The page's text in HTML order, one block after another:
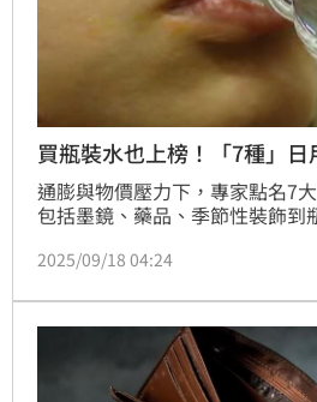
買瓶裝水也上榜！「7種」
通膨與物價壓力下，專家點名7
包括墨鏡、藥品、季節性裝飾到
2025/09/18 04:24